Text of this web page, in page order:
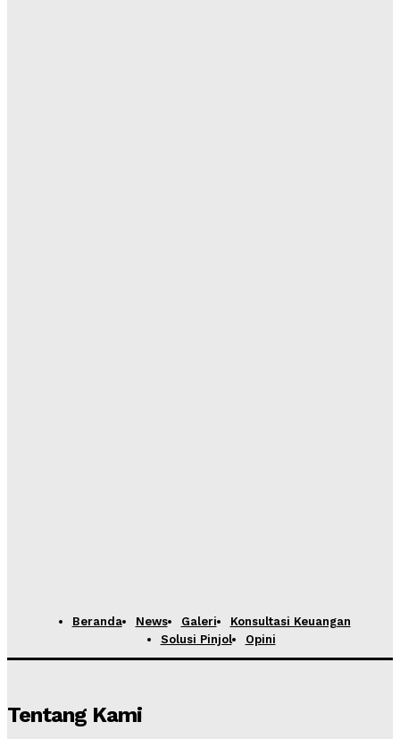
Beranda News Galeri
Konsultasi Keuangan
Solusi Pinjol
Opini
Tentang Kami